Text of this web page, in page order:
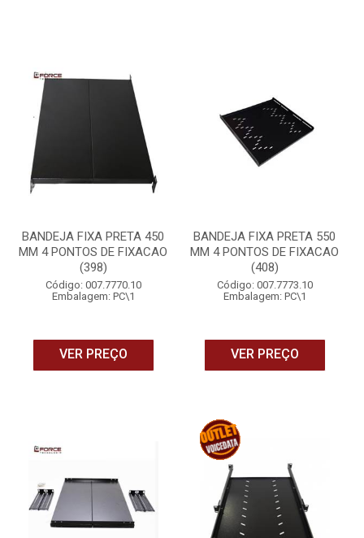
BANDEJA FIXA PRETA 450
MM 4 PONTOS DE FIXACAO
(398)
Código: 007.7770.10
Embalagem: PC\1
VER PREÇO
BANDEJA FIXA PRETA 550
MM 4 PONTOS DE FIXACAO
(408)
Código: 007.7773.10
Embalagem: PC\1
VER PREÇO